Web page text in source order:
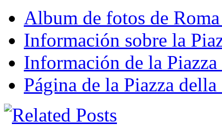
Album de fotos de
Información sobre la
Información de la
Página de la Piazza